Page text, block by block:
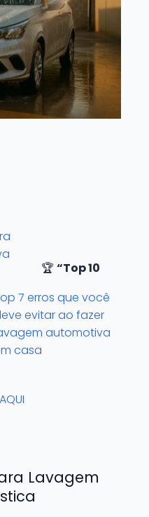
7 erros que você
evitar ao fazer
automotiva
casa
🏆 “Top 10
Lavagem